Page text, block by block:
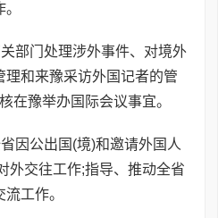
门处理涉外事件、对境外
理和来豫采访外国记者的管
在豫举办国际会议事宜。
公出国(境)和邀请外国人
外交往工作;指导、推动全省
工作。